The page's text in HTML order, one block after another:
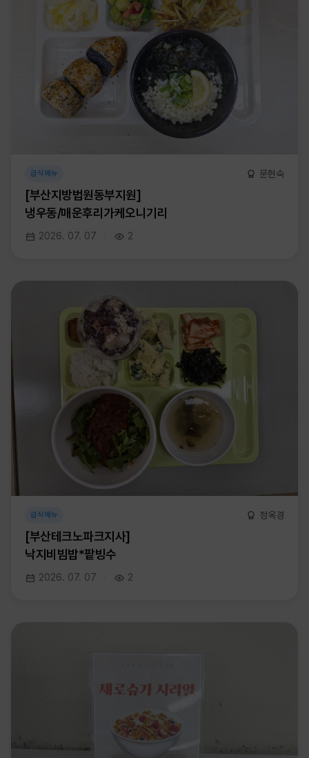
급식메뉴 문현숙
[부산지방법원동부지원]
냉우동/매운후리가케오니기리
2026. 07. 07 2
급식메뉴 정옥경
[부산테크노파크지사]
낙지비빔밥*팥빙수
2026. 07. 07 2